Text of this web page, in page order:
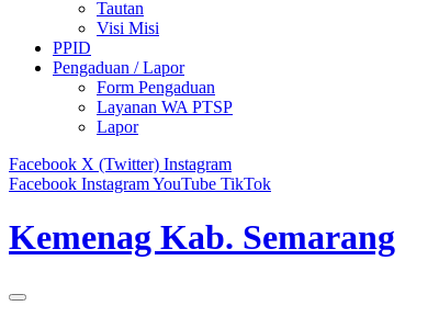
Tautan
Visi Misi
PPID
Pengaduan / Lapor
Form Pengaduan
Layanan WA PTSP
Lapor
Facebook X (Twitter) Instagram
Facebook InstagramYouTube TikTok
Kemenag Kab. Semarang